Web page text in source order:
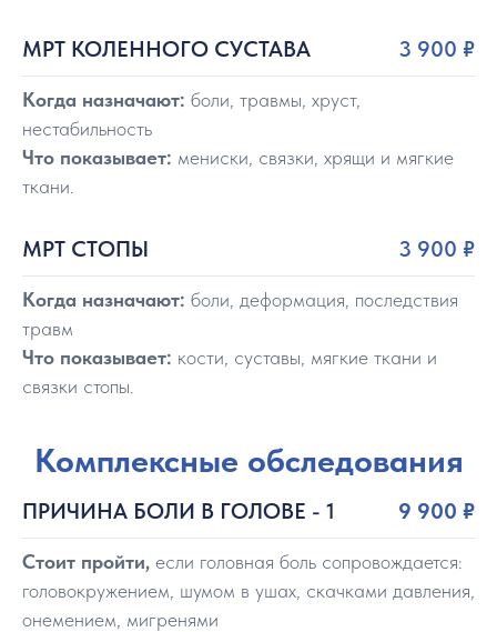
МРТ КОЛЕННОГО СУСТАВА 3 900 ₽
Когда назначают: боли, травмы, хруст,
нестабильность
Что показывает: мениски, связки, хрящи и мягкие
ткани.
МРТ СТОПЫ 3 900 ₽
Когда назначают: боли, деформация, последствия
травм
Что показывает: кости, суставы, мягкие ткани и
связки стопы.
Комплексные обследования
ПРИЧИНА БОЛИ В ГОЛОВЕ - 1 9 900 ₽
Стоит пройти, если головная боль сопровождается:
головокружением, шумом в ушах, скачками давления,
онемением, мигренями